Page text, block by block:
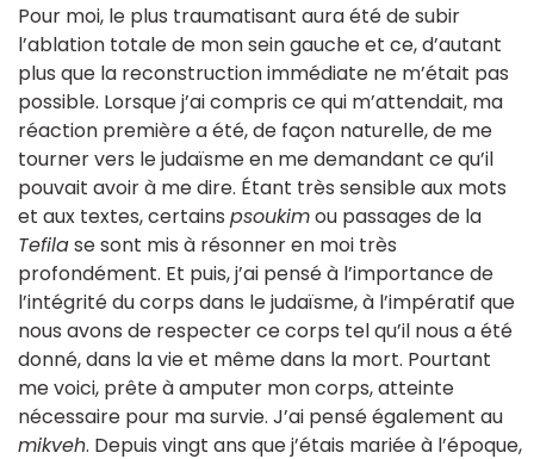
Pour moi, le plus traumatisant aura été de subir
l’ablation totale de mon sein gauche et ce, d’autant
plus que la reconstruction immédiate ne m’était pas
possible. Lorsque j’ai compris ce qui m’attendait, ma
réaction première a été, de façon naturelle, de me
tourner vers le judaïsme en me demandant ce qu’il
pouvait avoir à me dire. Étant très sensible aux mots
et aux textes, certains psoukimou passages de la
Tefilase sont mis à résonner en moi très
profondément. Et puis, j’ai pensé à l’importance de
l’intégrité du corps dans le judaïsme, à l’impératif que
nous avons de respecter ce corps tel qu’il nous a été
donné, dans la vie et même dans la mort. Pourtant
me voici, prête à amputer mon corps, atteinte
nécessaire pour ma survie. J’ai pensé également au
mikveh. Depuis vingt ans que j’étais mariée à l’époque,